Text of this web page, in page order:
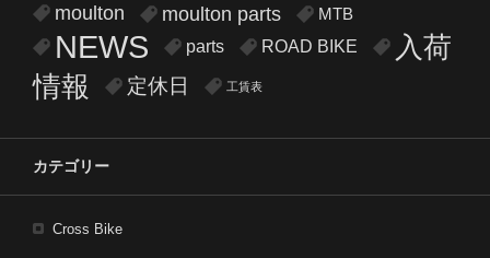
moulton moulton parts MTB
NEWS parts ROAD BIKE
入荷
情報
定休日 工賃表
カテゴリー
Cross Bike